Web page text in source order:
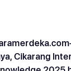
Cikarang